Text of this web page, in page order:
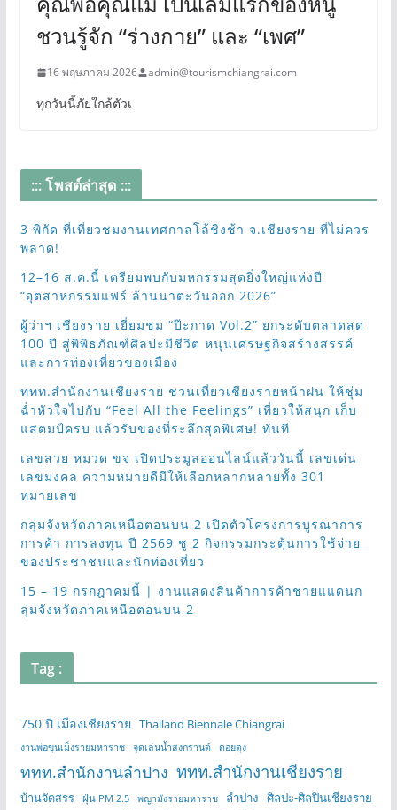
ชวนรู้จัก “ร่างกาย” และ “เพศ”
16 พฤษภาคม 2026 admin@tourismchiangrai.com
ทุกวันนี้ภัยใกล้ตัวเ
::: โพสต์ล่าสุด :::
3 พิกัด ที่เที่ยวชมงานเทศกาลโล้ชิงช้า จ.เชียงราย ที่ไม่ควร
พลาด!
12–16 ส.ค.นี้ เตรียมพบกับมหกรรมสุดยิ่งใหญ่แห่งปี
“อุตสาหกรรมแฟร์ ล้านนาตะวันออก 2026”
ผู้ว่าฯ เชียงราย เยี่ยมชม “ป๊ะกาด Vol.2” ยกระดับตลาดสด
100 ปี สู่พิพิธภัณฑ์ศิลปะมีชีวิต หนุนเศรษฐกิจสร้างสรรค์
และการท่องเที่ยวของเมือง
ททท.สำนักงานเชียงราย ชวนเที่ยวเชียงรายหน้าฝน ให้ชุ่ม
ฉ่ำหัวใจไปกับ “Feel All the Feelings” เที่ยวให้สนุก เก็บ
แสตมป์ครบ แล้วรับของที่ระลึกสุดพิเศษ! ทันที
เลขสวย หมวด ขจ เปิดประมูลออนไลน์แล้ววันนี้ เลขเด่น
เลขมงคล ความหมายดีมีให้เลือกหลากหลายทั้ง 301
หมายเลข
กลุ่มจังหวัดภาคเหนือตอนบน 2 เปิดตัวโครงการบูรณาการ
การค้า การลงทุน ปี 2569 ชู 2 กิจกรรมกระตุ้นการใช้จ่าย
ของประชาชนและนักท่องเที่ยว
15 – 19 กรกฎาคมนี้ | งานแสดงสินค้าการค้าชายแแดนก
ลุ่มจังหวัดภาคเหนือตอนบน 2
Tag :
750 ปี เมืองเชียงราย Thailand Biennale Chiangrai
งานพ่อขุนเม็งรายมหาราช จุดเล่นน้ำสงกรานต์ ดอยตุง
ททท.สำนักงานลำปาง ททท.สำนักงานเชียงราย
บ้านจัดสรร ฝุ่น PM 2.5 พญามังรายมหาราช ลำปาง ศิลปะ-ศิลปินเชียงราย